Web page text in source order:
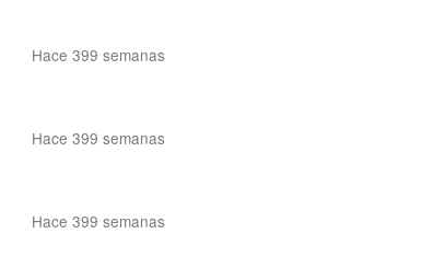
Hace 399 semanas
Hace 399 semanas
Hace 399 semanas